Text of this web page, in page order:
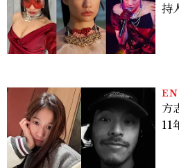
持
方
11